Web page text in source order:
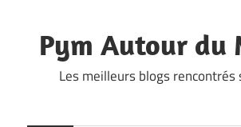
content
Pym Autour du
Les meilleurs blogs rencontrés